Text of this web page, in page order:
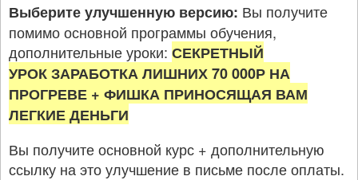
Выберите улучшенную версию: Вы получите
помимо основной программы обучения,
дополнительные уроки: СЕКРЕТНЫЙ
УРОК ЗАРАБОТКА ЛИШНИХ 70 000Р НА
ПРОГРЕВЕ + ФИШКА ПРИНОСЯЩАЯ ВАМ
ЛЕГКИЕ ДЕНЬГИ
Вы получите основной курс + дополнительную
ссылку на это улучшение в письме после оплаты.